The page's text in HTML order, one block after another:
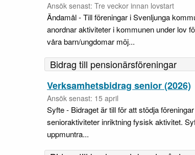
Ansök senast: Tre veckor innan lovstart
Ändamål - Till föreningar i Svenljunga
anordnar aktiviteter i kommunen under lov
våra barn/ungdomar möj...
Bidrag till pensionärsföreningar
Verksamhetsbidrag senior (2026)
Ansök senast: 15 april
Syfte - Bidraget är till för att stödja
senioraktiviteter inriktning fysisk aktivitet.
uppmuntra...